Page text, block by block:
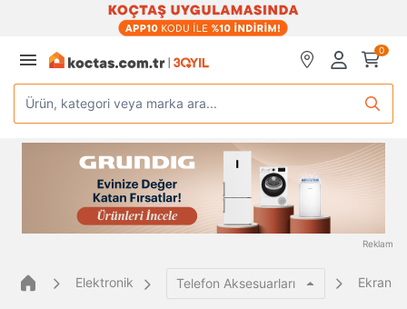
0
Ürün, kategori veya marka ara...
Reklam
Elektronik Telefon Aksesuarları Ekran